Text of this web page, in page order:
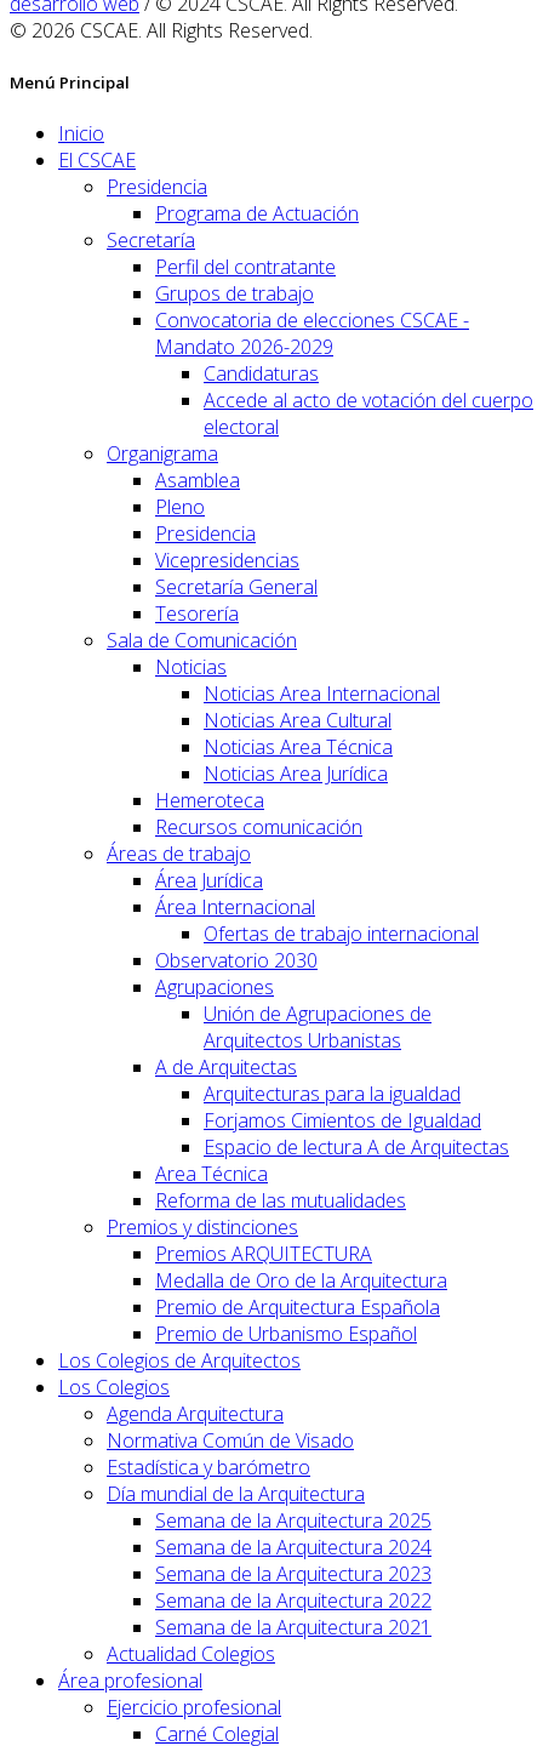
© 2026 CSCAE. All Rights Reserved.
Menú Principal
Inicio
El CSCAE
Presidencia
Programa de Actuación
Secretaría
Perfil del contratante
Grupos de trabajo
Convocatoria de elecciones CSCAE -
Mandato 2026-2029
Candidaturas
Accede al acto de votación del cuerpo
electoral
Organigrama
Asamblea
Pleno
Presidencia
Vicepresidencias
Secretaría General
Tesorería
Sala de Comunicación
Noticias
Noticias Area Internacional
Noticias Area Cultural
Noticias Area Técnica
Noticias Area Jurídica
Hemeroteca
Recursos comunicación
Áreas de trabajo
Área Jurídica
Área Internacional
Ofertas de trabajo internacional
Observatorio 2030
Agrupaciones
Unión de Agrupaciones de
Arquitectos Urbanistas
A de Arquitectas
Arquitecturas para la igualdad
Forjamos Cimientos de Igualdad
Espacio de lectura A de Arquitectas
Area Técnica
Reforma de las mutualidades
Premios y distinciones
Premios ARQUITECTURA
Medalla de Oro de la Arquitectura
Premio de Arquitectura Española
Premio de Urbanismo Español
Los Colegios de Arquitectos
Los Colegios
Agenda Arquitectura
Normativa Común de Visado
Estadística y barómetro
Día mundial de la Arquitectura
Semana de la Arquitectura 2025
Semana de la Arquitectura 2024
Semana de la Arquitectura 2023
Semana de la Arquitectura 2022
Semana de la Arquitectura 2021
Actualidad Colegios
Área profesional
Ejercicio profesional
Carné Colegial